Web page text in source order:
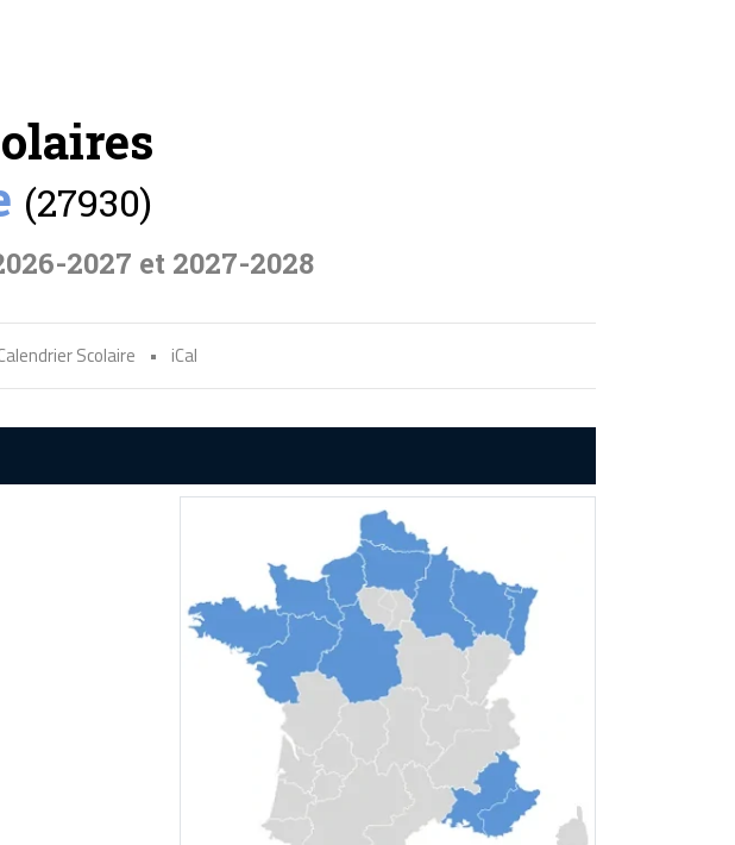
(27930)
2027 et 2027-2028
Scolaire • iCal